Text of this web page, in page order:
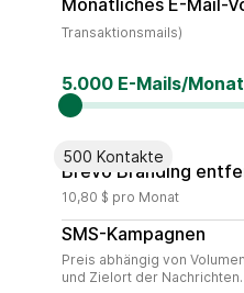
Monatliches E-Mail-
Transaktionsmails)
5.000 E-Mails/Monat
500 Kontakte
Brevo Branding
10,80 $ pro Monat
SMS-Kampagnen
Preis abhängig von Volumen
und Zielort der Nachrichten.